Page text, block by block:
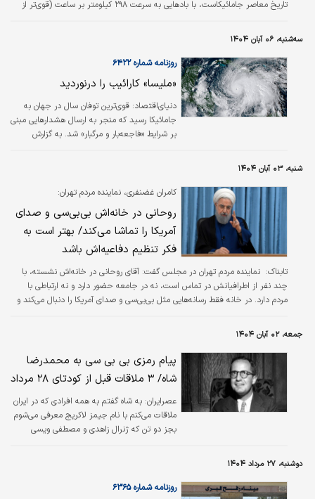
تاریخ معاصر جامائیکاست، با بادهایی به سرعت ۲۹۸ کیلومتر بر ساعت (قوی‌تر از
«منطقه را فاجعه‌زده» اعلام کند. به گزارش بی‌بی سی، در پی این توفان، حدود
سه‌چهارم جزیره در خاموشی فرو رفته و سیستم‌های ارتباطی فلج شده‌اند که این امر
ارزیابی دقیق ابعاد فاجعه را دشوار کرده است. یکی از…
سه‌شنبه، ۰۶ آبان ۱۴۰۴
روزنامه شماره ۶۴۲۲
«ملیسا» کارائیب را درنوردید
دنیای‌اقتصاد: قوی‌ترین توفان سال در جهان به
جامائیکا رسید که منجر به ارسال هشدارهایی مبنی
بر شرایط «فاجعه‌بار و مرگبار» شد. به گزارش
شده تا چند روز اخیر با اضطراب شدیدی سپری
توفان ممکن است هنگام رسیدن به جزیره همچنان
در «درجه پنج» باقی بماند.
شنبه، ۰۳ آبان ۱۴۰۴
کامران غضنفری، نماینده مردم تهران:
روحانی در خانه‌اش بی‌بی‌سی و صدای
آمریکا را تماشا می‌کند/ بهتر است به
فکر تنظیم دفاعیه‌اش باشد
تابناک: ​ نماینده مردم تهران در مجلس گفت: آقای روحانی در خانه‌اش نشسته، با
چند نفر از اطرافیانش در تماس است، نه در جامعه حضور دارد و نه ارتباطی با
مردم دارد. در خانه فقط رسانه‌هایی مثل بی‌بی‌سی و صدای آمریکا را دنبال می‌کند و
جمعه، ۰۲ آبان ۱۴۰۴
پیام رمزی بی بی سی به محمدرضا
شاه/ ۳ ملاقات قبل از کودتای ۲۸ مرداد
عصرایران: به شاه گفتم به همه افرادی که در ایران
ملاقات می‌کنم با نام جیمز لاکریج معرفی می‌شوم
بجز دو تن که ژنرال زاهدی و مصطفی ویسی
دوشنبه، ۲۷ مرداد ۱۴۰۴
روزنامه شماره ۶۳۶۵